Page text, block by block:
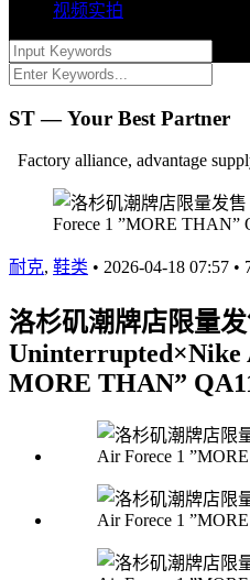
视频实拍
ST — Your Best Partner
Factory alliance, advantage
耐克, 鞋类 • 2026-04-18 07:57 •
洛杉矶潮牌店限量
Uninterrupted×Nike
MORE THAN”